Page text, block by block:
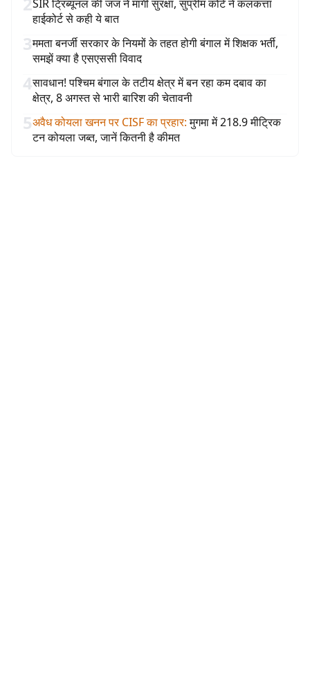
SIR ट्रिब्यूनल की जज ने मांगी सुरक्षा, सुप्रीम कोर्ट ने कलकत्ता
हाईकोर्ट से कही ये बात
3ममता बनर्जी सरकार के नियमों के तहत होगी बंगाल में शिक्षक भर्ती,
समझें क्या है एसएससी विवाद
4सावधान! पश्चिम बंगाल के तटीय क्षेत्र में बन रहा कम दबाव का
क्षेत्र, 8 अगस्त से भारी बारिश की चेतावनी
5अवैध कोयला खनन पर CISF का प्रहार: मुगमा में 218.9 मीट्रिक
टन कोयला जब्त, जानें कितनी है कीमत